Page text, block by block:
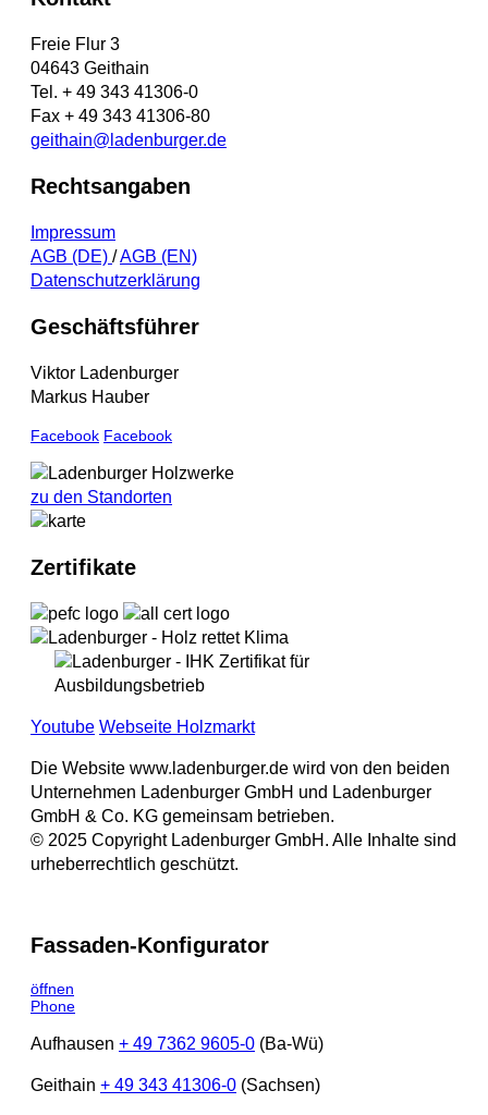
Freie Flur 3
04643 Geithain
Tel. + 49 343 41306-0
Fax + 49 343 41306-80
geithain@ladenburger.de
Rechtsangaben
Impressum
AGB (DE) /AGB (EN)
Datenschutzerklärung
Geschäftsführer
Viktor Ladenburger
Markus Hauber
Facebook Facebook
zu den Standorten
Zertifikate
Youtube Webseite Holzmarkt
Die Website www.ladenburger.de wird von den beiden
Unternehmen Ladenburger GmbH und Ladenburger
GmbH & Co. KG gemeinsam betrieben.
© 2025 Copyright Ladenburger GmbH. Alle Inhalte sind
urheberrechtlich geschützt.
Fassaden-Konfigurator
öffnen
Phone
Aufhausen + 49 7362 9605-0 (Ba-Wü)
Geithain + 49 343 41306-0 (Sachsen)